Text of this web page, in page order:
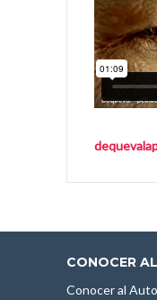
CONOCER
Conocer al